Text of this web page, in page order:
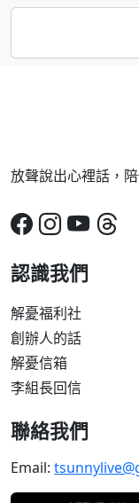
放聲說出心裡話，
認識我們
解憂福利社
創辦人的話
解憂信箱
李組長回信
聯絡我們
Email: